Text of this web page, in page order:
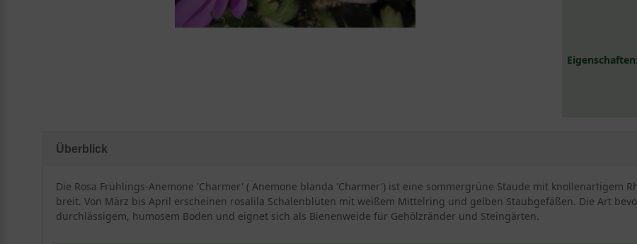
Eigenschaften:
Überblick
Die Rosa Frühlings-Anemone 'Charmer' ( Anemone blanda 'Charmer') ist eine sommergrüne Staude mit knollenartigem
breit. Von März bis April erscheinen rosalila Schalenblüten mit weißem Mittelring und gelben Staubgefäßen. Die Art
durchlässigem, humosem Boden und eignet sich als Bienenweide für Gehölzränder und Steingärten.